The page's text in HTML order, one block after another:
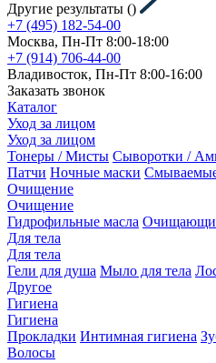
Другие результаты ()
+7 (495) 182-54-00
Москва, Пн-Пт 8:00-18:00
+7 (914) 706-44-00
Владивосток, Пн-Пт 8:00-16:00
Заказать звонок
Каталог
Уход за лицом
Уход за лицом
Тонеры / Мисты Сыворотки /
Патчи Ночные маски
Очищение
Очищение
Гидрофильные масла
Для тела
Для тела
Гели для душа Мыло для тела
Другое
Гигиена
Гигиена
Прокладки Интимная гигиена
Волосы